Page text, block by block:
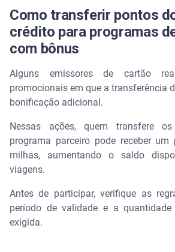
Como transferir pontos
crédito para programas
com bônus
Alguns emissores de cartão
promocionais em que a transferência
bonificação adicional.
Nessas ações, quem transfere
programa parceiro pode receber um
milhas, aumentando o saldo
viagens.
Antes de participar, verifique as
período de validade e a
exigida.